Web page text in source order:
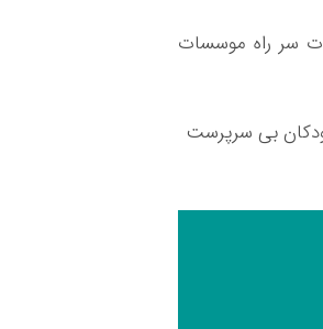
سر راه موسسات
بی سرپرست